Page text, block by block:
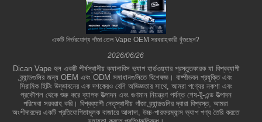
একটি নির্ভরযোগ্য গাঁজা তেল Vape OEM সরবরাহকারী খুঁজছেন?
2026/06/26
Dican Vape হল একটি শীর্ষস্থানীয় ক্যানাবিস ভ্যাপ হার্ডওয়্যার প্রস্তুতকারক যা বিশ্বব্যাপী
ব্র্যান্ডগুলির জন্য OEM এবং ODM সমাধানগুলিতে বিশেষজ্ঞ। বাষ্পীভবন প্রযুক্তি এবং
সিরামিক হিটিং উদ্ভাবনের এক দশকেরও বেশি অভিজ্ঞতার সাথে, আমরা পণ্যের নকশা এবং
প্রকৌশল থেকে শুরু করে ব্যাপক উত্পাদন এবং গুণমান নিয়ন্ত্রণ পর্যন্ত শেষ-টু-এন্ড উত্পাদন
পরিষেবা সরবরাহ করি। বিশ্বব্যাপী নেতৃস্থানীয় গাঁজা ব্র্যান্ডগুলির দ্বারা বিশ্বস্ত, আমরা
অংশীদারদের একটি প্রতিযোগিতামূলক বাজারে আলাদা, উচ্চ-পারফরম্যান্স ভ্যাপ পণ্য তৈরি করতে